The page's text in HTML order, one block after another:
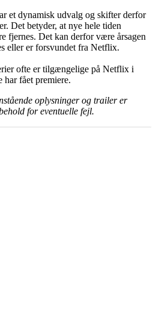
et dynamisk udvalg og skifter derfor
Det betyder, at nye hele tiden
fjernes. Det kan derfor være årsagen
eller er forsvundet fra Netflix.
ofte er tilgængelige på Netflix i
har fået premiere.
oplysninger og trailer er
for eventuelle fejl.